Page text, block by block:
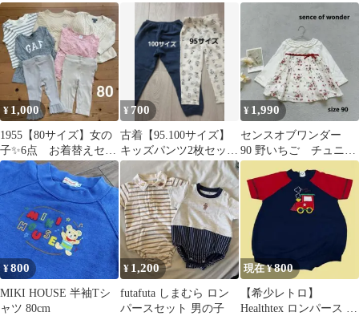
プリント ビッグロゴ 派
手
イズM80-90
¥ 1,000
1955【80サイズ】女の
子✨6点 お着替えセッ
ト かわいい♡おまと
め 長袖
¥ 700
古着【95.100サイズ】
キッズパンツ2枚セット
スヌーピー 無地ネイ
ビー
¥ 1,990
センスオブワンダー
90 野いちご チュニッ
ク 長袖 秋 トップ
ス ベビー
¥800
MIKI HOUSE 半袖Tシ
ャツ 80cm
¥ 1,200
futafuta しまむら ロン
パースセット 男の子
現在 ¥800
【希少レトロ】
Healthtex ロンパース 大